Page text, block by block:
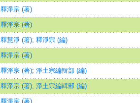
釋淨宗 (著)
釋淨宗 (著)
釋慧淨 (著); 釋淨宗 (編)
釋淨宗 (著)
釋淨宗 (著); 淨土宗編輯部 (編)
釋淨宗 (著); 淨土宗編輯部 (編)
釋淨宗 (著)